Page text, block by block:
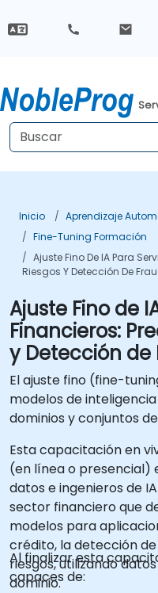
Inicio
Aprendizaje
Fine-Tuning Formación
Ajuste Fino De IA Para
Riesgos Y Detección De
Ajuste Fino de
Financieros:
y Detección de
El ajuste fino (fine-
modelos de
dominios y conjuntos
Esta capacitación en
(en línea o presencial)
datos e ingenieros de
sector financiero que
modelos para
crédito, la detección
riesgos, utilizando
dominio.
Al finalizar esta
capaces de: